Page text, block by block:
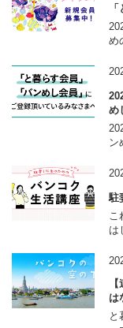
め
め
ン
駐
こ
は
は
と